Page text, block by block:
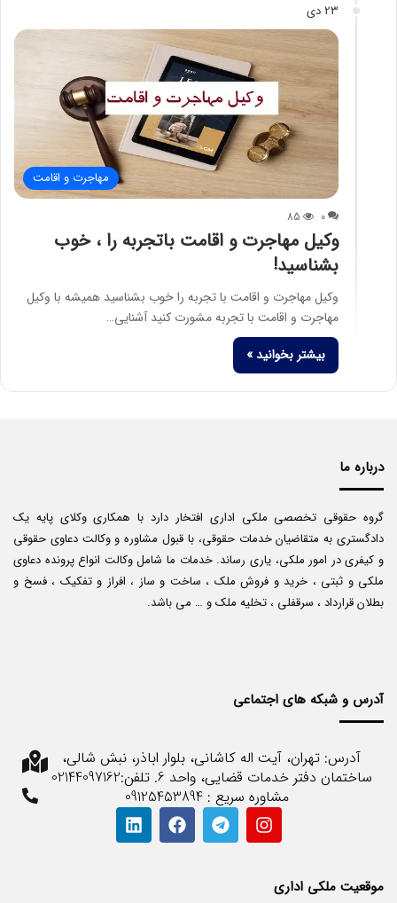
23 دی
مهاجرت و اقامت
0
85
وکیل مهاجرت و اقامت باتجربه را ، خوب
بشناسید!
وکیل مهاجرت و اقامت با تجربه را خوب بشناسید همیشه با وکیل
مهاجرت و اقامت با تجربه مشورت کنید آشنایی…
بیشتر بخوانید »
درباره ما
گروه حقوقی تخصصی ملکی اداری افتخار دارد با همکاری وکلای پایه یک
دادگستری به متقاضیان خدمات حقوقی، با قبول مشاوره و وکالت دعاوی حقوقی
و کیفری در امور ملکی، یاری رساند. خدمات ما شامل وکالت انواع پرونده دعاوی
ملکی و ثبتی ، خرید و فروش ملک ، ساخت و ساز ، افراز و تفکیک ، فسخ و
بطلان قرارداد ، سرقفلی ، تخلیه ملک و … می باشد.
آدرس و شبکه های اجتماعی
آدرس: تهران، آیت اله کاشانی، بلوار اباذر، نبش شالی،
ساختمان دفتر خدمات قضایی، واحد 6. تلفن:02144097162
مشاوره سریع : 09125453894
موقعیت ملکی اداری